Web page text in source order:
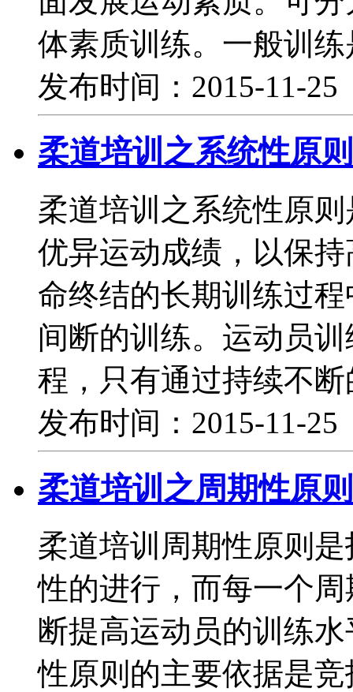
体素质训练。一般训
发布时间：2015-11-
柔道培训之系统性原则
柔道培训之系统性原
优异运动成绩，以保
命终结的长期训练过
间断的训练。运动员
程，只有通过持续不
发布时间：2015-11-
柔道培训之周期性原则
柔道培训周期性原则
性的进行，而每一个
断提高运动员的训练
性原则的主要依据是